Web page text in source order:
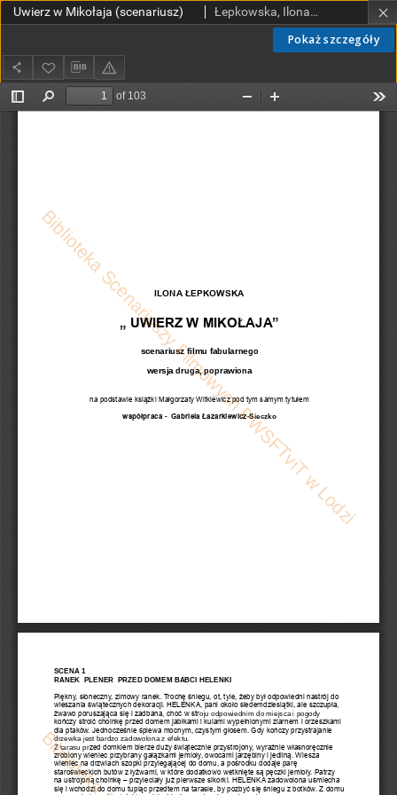
Pokaż szczegóły
Uwierz w Mikołaja (scenariusz) Łepkowska, Ilona (1954- )